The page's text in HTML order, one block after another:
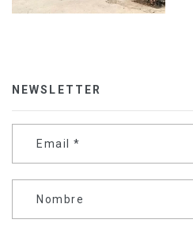
NEWSLETTER
Email *
Nombre